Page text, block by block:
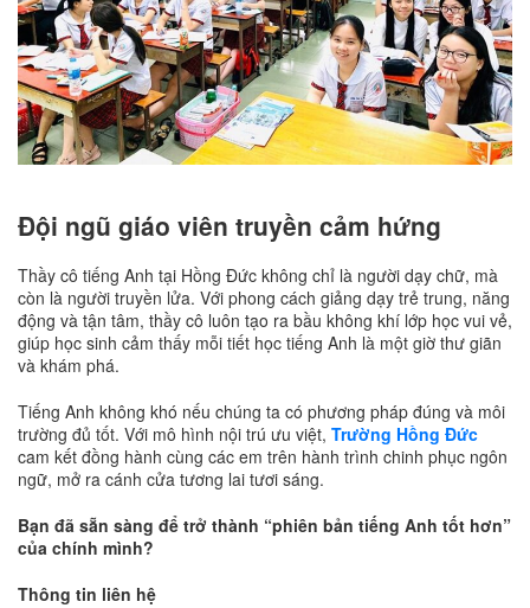
Đội ngũ giáo viên truyền cảm hứng
Thầy cô tiếng Anh tại Hồng Đức không chỉ là người dạy chữ, mà
còn là người truyền lửa. Với phong cách giảng dạy trẻ trung, năng
động và tận tâm, thầy cô luôn tạo ra bầu không khí lớp học vui vẻ,
giúp học sinh cảm thấy mỗi tiết học tiếng Anh là một giờ thư giãn
và khám phá.
Tiếng Anh không khó nếu chúng ta có phương pháp đúng và môi
trường đủ tốt. Với mô hình nội trú ưu việt, Trường Hồng Đức
cam kết đồng hành cùng các em trên hành trình chinh phục ngôn
ngữ, mở ra cánh cửa tương lai tươi sáng.
Bạn đã sẵn sàng để trở thành “phiên bản tiếng Anh tốt hơn”
của chính mình?
Thông tin liên hệ